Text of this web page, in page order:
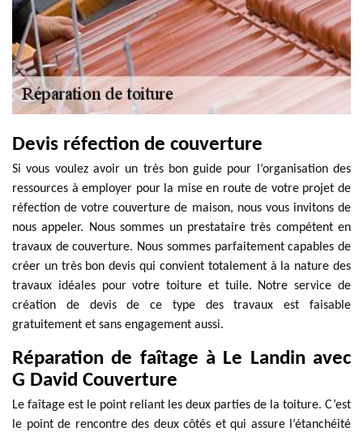
Devis réfection de couverture
Si vous voulez avoir un très bon guide pour l’organisation des
ressources à employer pour la mise en route de votre projet de
réfection de votre couverture de maison, nous vous invitons de
nous appeler. Nous sommes un prestataire très compétent en
travaux de couverture. Nous sommes parfaitement capables de
créer un très bon devis qui convient totalement à la nature des
travaux idéales pour votre toiture et tuile. Notre service de
création de devis de ce type des travaux est faisable
gratuitement et sans engagement aussi.
Réparation de faîtage à Le Landin avec
G David Couverture
Le faîtage est le point reliant les deux parties de la toiture. C’est
le point de rencontre des deux côtés et qui assure l’étanchéité